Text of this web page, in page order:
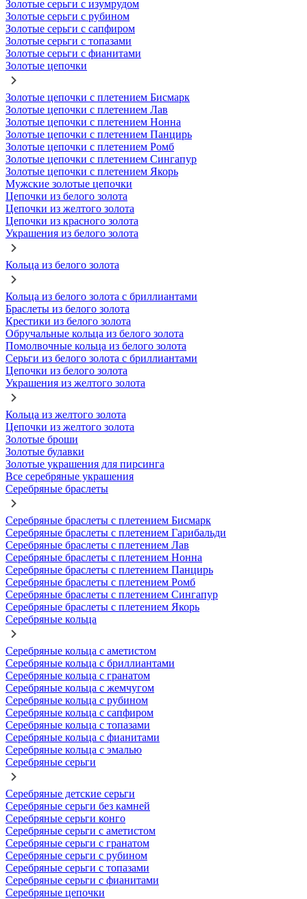
Золотые серьги с изумрудом
Золотые серьги с рубином
Золотые серьги с сапфиром
Золотые серьги с топазами
Золотые серьги с фианитами
Золотые цепочки
Золотые цепочки с плетением Бисмарк
Золотые цепочки с плетением Лав
Золотые цепочки с плетением Нонна
Золотые цепочки с плетением Панцирь
Золотые цепочки с плетением Ромб
Золотые цепочки с плетением Сингапур
Золотые цепочки с плетением Якорь
Мужские золотые цепочки
Цепочки из белого золота
Цепочки из желтого золота
Цепочки из красного золота
Украшения из белого золота
Кольца из белого золота
Кольца из белого золота с бриллиантами
Браслеты из белого золота
Крестики из белого золота
Обручальные кольца из белого золота
Помолвочные кольца из белого золота
Серьги из белого золота с бриллиантами
Цепочки из белого золота
Украшения из желтого золота
Кольца из желтого золота
Цепочки из желтого золота
Золотые броши
Золотые булавки
Золотые украшения для пирсинга
Все серебряные украшения
Серебряные браслеты
Серебряные браслеты с плетением Бисмарк
Серебряные браслеты с плетением Гарибальди
Серебряные браслеты с плетением Лав
Серебряные браслеты с плетением Нонна
Серебряные браслеты с плетением Панцирь
Серебряные браслеты с плетением Ромб
Серебряные браслеты с плетением Сингапур
Серебряные браслеты с плетением Якорь
Серебряные кольца
Серебряные кольца с аметистом
Серебряные кольца с бриллиантами
Серебряные кольца с гранатом
Серебряные кольца с жемчугом
Серебряные кольца с рубином
Серебряные кольца с сапфиром
Серебряные кольца с топазами
Серебряные кольца с фианитами
Серебряные кольца с эмалью
Серебряные серьги
Серебряные детские серьги
Серебряные серьги без камней
Серебряные серьги конго
Серебряные серьги с аметистом
Серебряные серьги с гранатом
Серебряные серьги с рубином
Серебряные серьги с топазами
Серебряные серьги с фианитами
Серебряные цепочки